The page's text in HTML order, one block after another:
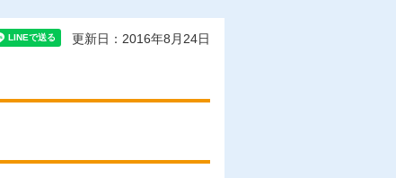
更新日：2016年8月24日